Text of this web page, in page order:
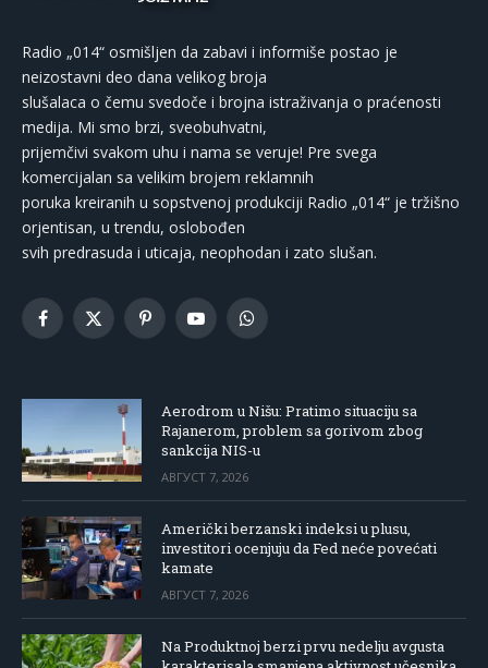
Radio „014“ osmišljen da zabavi i informiše postao je
neizostavni deo dana velikog broja
slušalaca o čemu svedoče i brojna istraživanja o praćenosti
medija. Mi smo brzi, sveobuhvatni,
prijemčivi svakom uhu i nama se veruje! Pre svega
komercijalan sa velikim brojem reklamnih
poruka kreiranih u sopstvenoj produkciji Radio „014“ je tržišno
orjentisan, u trendu, oslobođen
svih predrasuda i uticaja, neophodan i zato slušan.
Facebook
X
PinterestYouTubeWhatsApp
Aerodrom u Nišu: Pratimo situaciju sa
Rajanerom, problem sa gorivom zbog
sankcija NIS-u
АВГУСТ 7, 2026
Američki berzanski indeksi u plusu,
investitori ocenjuju da Fed neće povećati
kamate
АВГУСТ 7, 2026
Na Produktnoj berzi prvu nedelju avgusta